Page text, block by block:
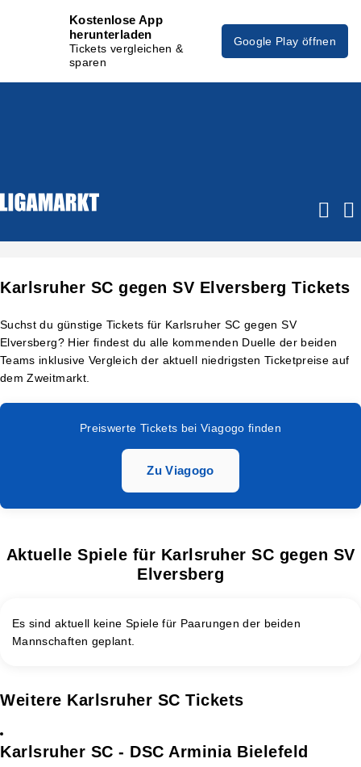
Kostenlose App
herunterladen
Tickets vergleichen &
sparen
Google Play öffnen
Karlsruher SC gegen SV Elversberg Tickets
Suchst du günstige Tickets für Karlsruher SC gegen SV
Elversberg? Hier findest du alle kommenden Duelle der beiden
Teams inklusive Vergleich der aktuell niedrigsten Ticketpreise auf
dem Zweitmarkt.
Preiswerte Tickets bei Viagogo finden
Zu Viagogo
Aktuelle Spiele für Karlsruher SC gegen SV
Elversberg
Es sind aktuell keine Spiele für Paarungen der beiden
Mannschaften geplant.
Weitere Karlsruher SC Tickets
Karlsruher SC - DSC Arminia Bielefeld